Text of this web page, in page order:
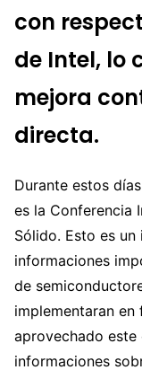
con
de Intel, lo
mejora
directa.
Durante estos
es la Conferencia
Sólido. Esto es
informaciones
de
implementaran
aprovechado
informaciones